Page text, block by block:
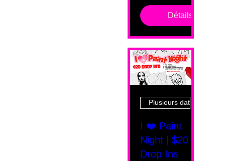
Détails
Plusieurs dates
I ❤️ Paint
Night | $20
Drop Ins